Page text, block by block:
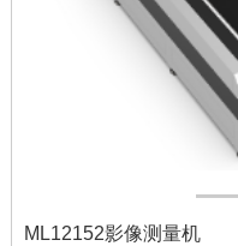
ML12152影像测量机